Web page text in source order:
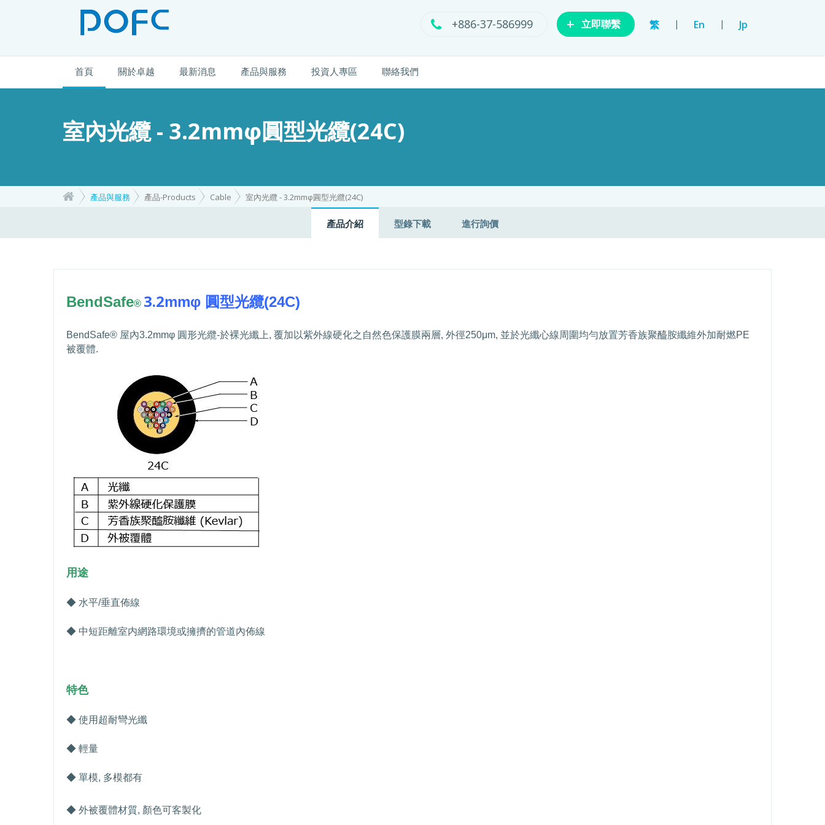
繁 | En | Jp
+ 立即聯繫
+886-37-586999
首頁 關於卓越 最新消息 產品與服務 投資人專區 聯絡我們
室內光纜 - 3.2mmφ圓型光纜(24C)
產品與服務 產品-Products Cable 室內光纜 - 3.2mmφ圓型光纜(24C)
產品介紹 型錄下載 進行詢價
BendSafe® 3.2mmφ 圓型光纜(24C)
BendSafe® 屋內3.2mmφ 圓形光纜-於裸光纖上, 覆加以紫外線硬化之自然色保護膜兩層, 外徑250μm, 並於光纖心線周圍均勻放置芳香族聚醯胺纖維外加耐燃PE
被覆體.
用途
◆ 水平/垂直佈線
◆ 中短距離室内網路環境或擁擠的管道內佈線
特色
◆ 使用超耐彎光纖
◆ 輕量
◆ 單模, 多模都有
◆ 外被覆體材質, 顏色可客製化